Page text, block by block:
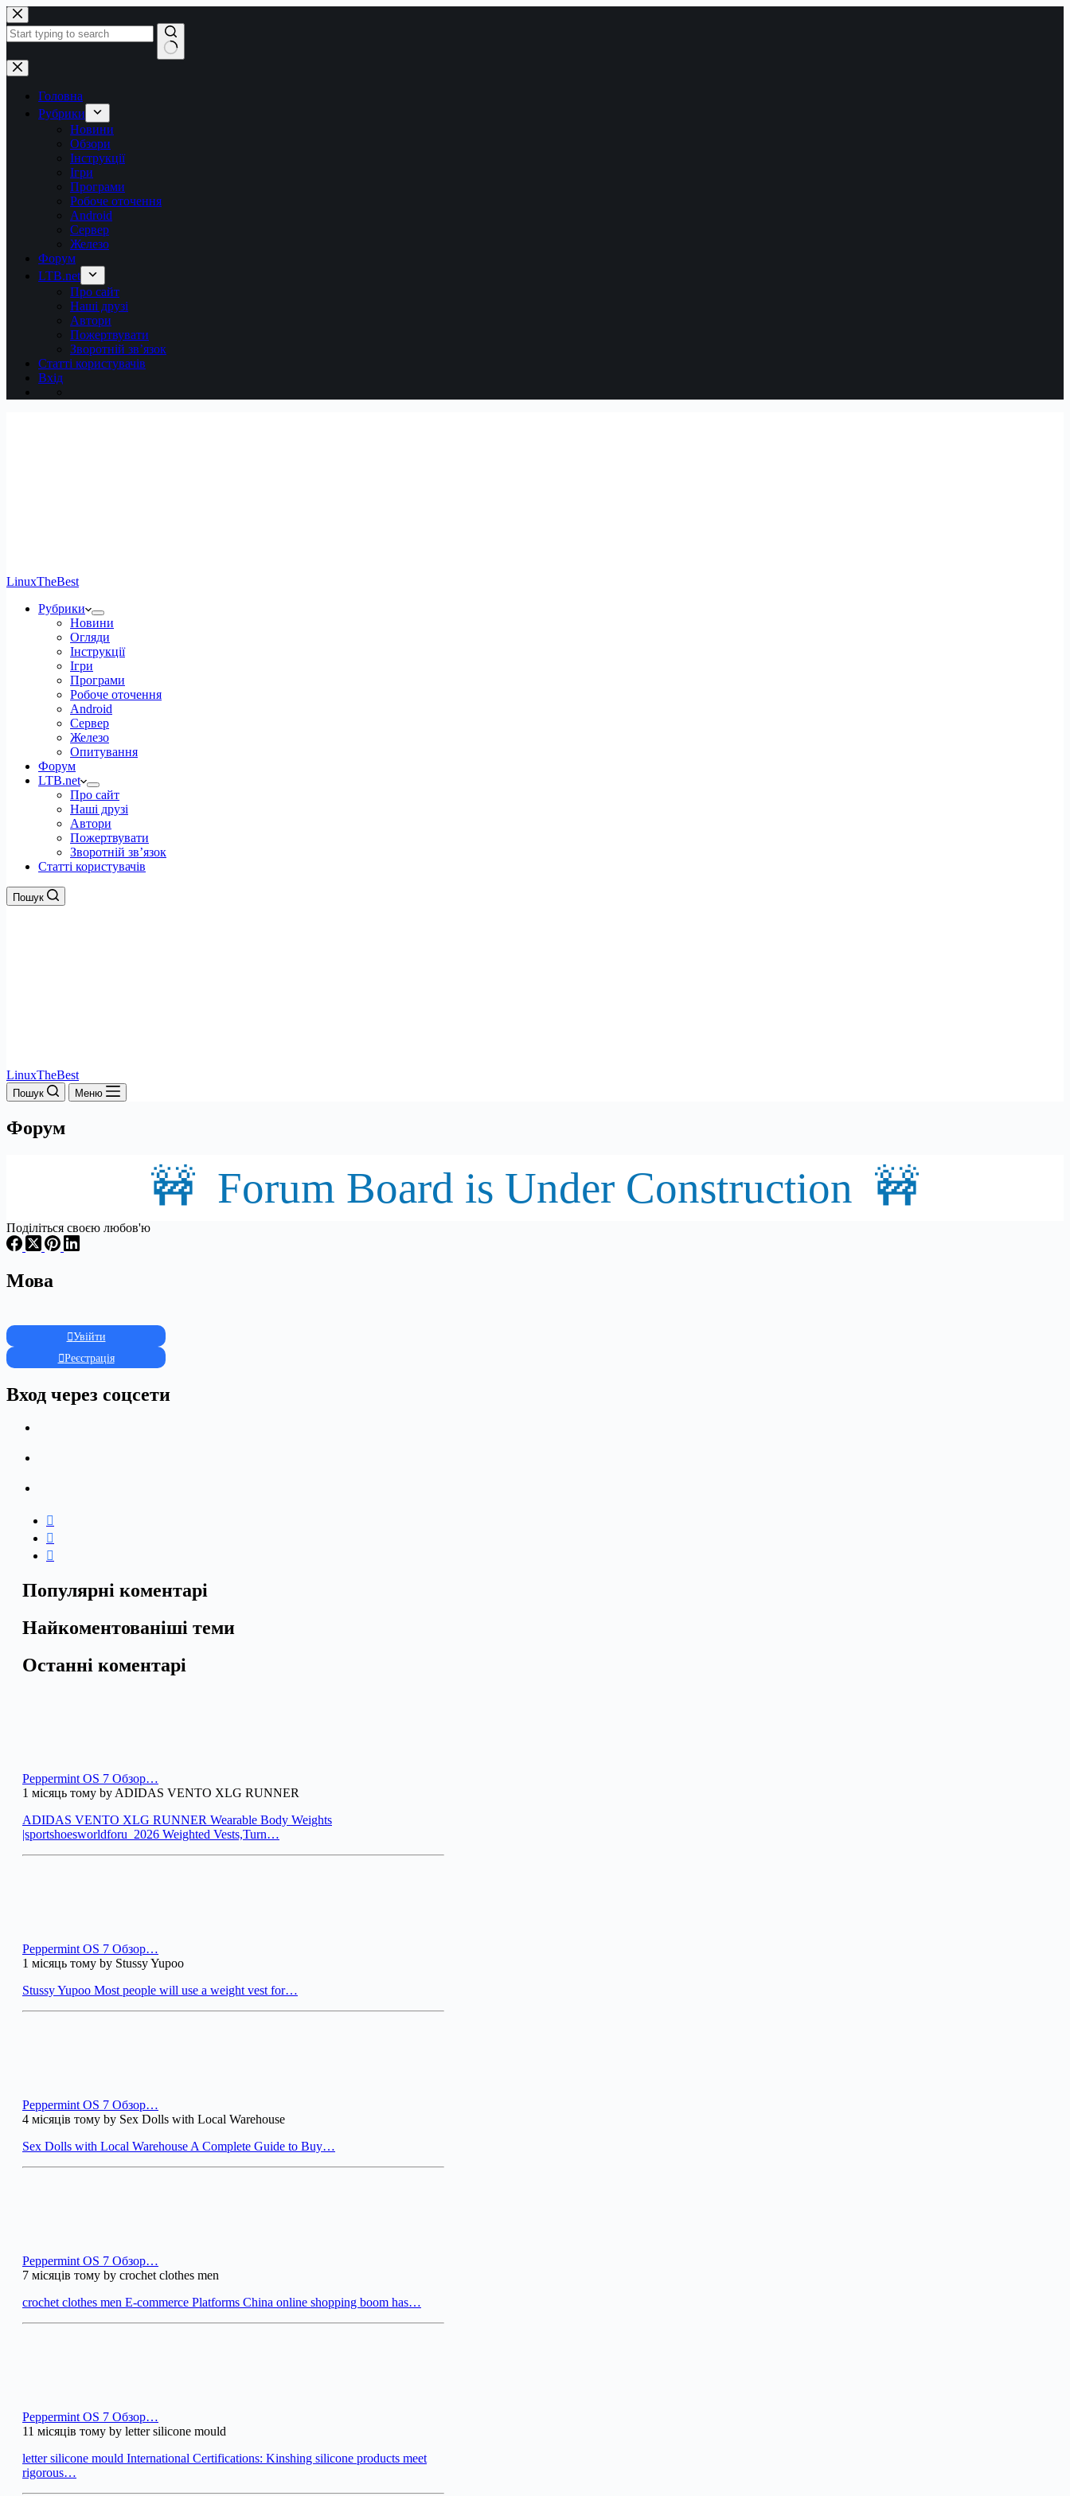
Перейти
до
вмісту
Немає
результатів
Головна
Рубрики
Новини
Обзори
Інструкції
Ігри
Програми
Робоче оточення
Android
Сервер
Железо
Форум
LTB.net
Про сайт
Наші друзі
Автори
Пожертвувати
Зворотній зв’язок
Статті користувачів
Вхід
LinuxTheBest
Рубрики
Новини
Огляди
Інструкції
Ігри
Програми
Робоче оточення
Android
Сервер
Железо
Опитування
Форум
LTB.net
Про сайт
Наші друзі
Автори
Пожертвувати
Зворотній зв’язок
Статті користувачів
Пошук
LinuxTheBest
Пошук Меню
Форум
🚧 Forum Board is Under Construction 🚧
Поділіться своєю любов'ю
Мова
Увійти
Реєстрація
Вход через соцсети
Популярні коментарі
Найкоментованіші теми
Останні коментарі
Peppermint OS 7 Обзор…
1 місяць тому by ADIDAS VENTO XLG RUNNER
ADIDAS VENTO XLG RUNNER Wearable Body Weights
|sportshoesworldforu_2026 Weighted Vests,Turn…
Peppermint OS 7 Обзор…
1 місяць тому by Stussy Yupoo
Stussy Yupoo Most people will use a weight vest for…
Peppermint OS 7 Обзор…
4 місяців тому by Sex Dolls with Local Warehouse
Sex Dolls with Local Warehouse A Complete Guide to Buy…
Peppermint OS 7 Обзор…
7 місяців тому by crochet clothes men
crochet clothes men E-commerce Platforms China online shopping boom has…
Peppermint OS 7 Обзор…
11 місяців тому by letter silicone mould
letter silicone mould International Certifications: Kinshing silicone products meet
rigorous…